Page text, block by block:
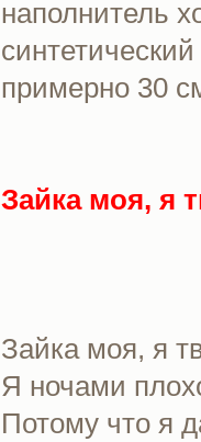
наполнитель
примерно 30
Зайка моя, я
Зайка моя, я
Я ночами
Потому что я